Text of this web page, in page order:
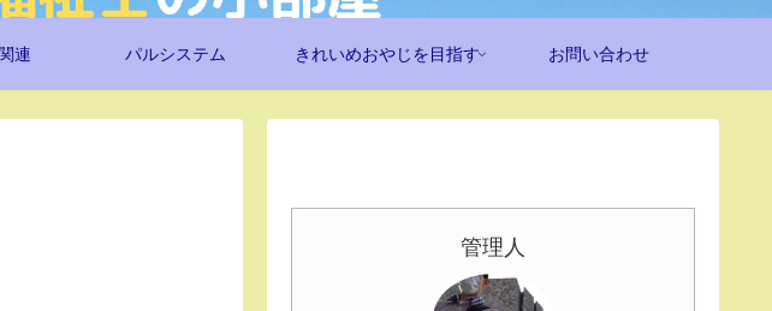
連 パルシステム きれいめおやじを目指す お問い合わせ
管理人